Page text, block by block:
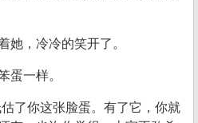
她，冷冷的笑开了。
蛋一样。
了你这张脸蛋。有了它，你就